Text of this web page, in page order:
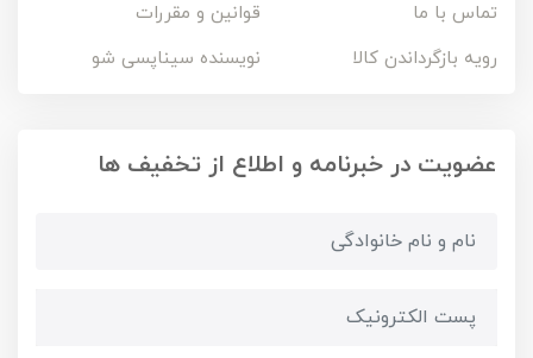
تماس با ما
قوانین و مقررات
رویه بازگرداندن کالا
نویسنده سیناپسی شو
عضویت در خبرنامه و اطلاع از تخفیف ها